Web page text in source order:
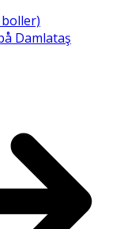
Damlataş